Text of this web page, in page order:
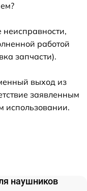
работой
запчасти).
выход из
заявленным
использовании.
наушников